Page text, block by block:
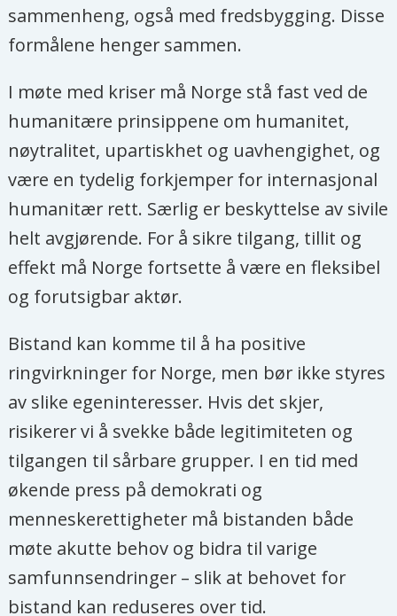
sammenheng, også med fredsbygging. Disse
formålene henger sammen.
I møte med kriser må Norge stå fast ved de
humanitære prinsippene om humanitet,
nøytralitet, upartiskhet og uavhengighet, og
være en tydelig forkjemper for internasjonal
humanitær rett. Særlig er beskyttelse av sivile
helt avgjørende. For å sikre tilgang, tillit og
effekt må Norge fortsette å være en fleksibel
og forutsigbar aktør.
Bistand kan komme til å ha positive
ringvirkninger for Norge, men bør ikke styres
av slike egeninteresser. Hvis det skjer,
risikerer vi å svekke både legitimiteten og
tilgangen til sårbare grupper. I en tid med
økende press på demokrati og
menneskerettigheter må bistanden både
møte akutte behov og bidra til varige
samfunnsendringer – slik at behovet for
bistand kan reduseres over tid.